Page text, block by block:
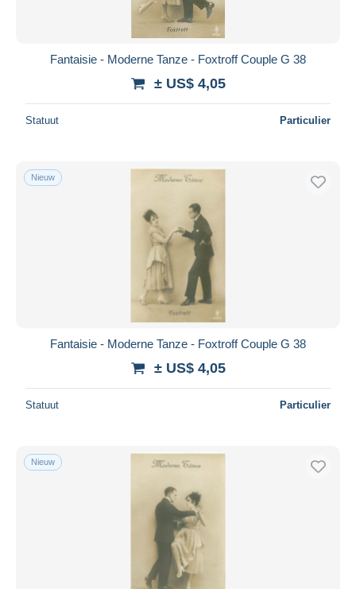
Fantaisie - Moderne Tanze - Foxtroff Couple G 38
± US$ 4,05
Statuut Particulier
Nieuw
Fantaisie - Moderne Tanze - Foxtroff Couple G 38
± US$ 4,05
Statuut Particulier
Nieuw